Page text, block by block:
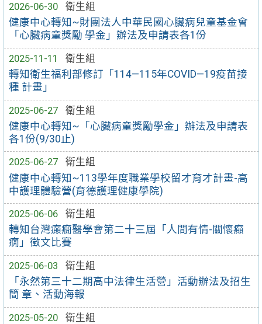
2026-06-30
衛生組
健康中心轉知~財團法人中華民國心臟病兒童基金會
「心臟病童獎勵 學金」辦法及申請表各1份
2025-11-11
衛生組
轉知衛生福利部修訂「114—115年COVID—19疫苗接
種 計畫」
2025-06-27
衛生組
健康中心轉知~「心臟病童獎勵學金」辦法及申請表
各1份(9/30止)
2025-06-27
衛生組
健康中心轉知~113學年度職業學校留才育才計畫-高
中護理體驗營(育德護理健康學院)
2025-06-06
衛生組
轉知台灣癲癇醫學會第二十三屆「人間有情-關懷癲
癇」徵文比賽
2025-06-03
衛生組
「永然第三十二期高中法律生活營」活動辦法及招生
簡 章、活動海報
2025-05-20
衛生組